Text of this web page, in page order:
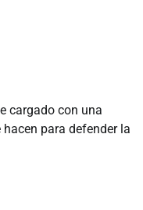
cargado con una
para defender la